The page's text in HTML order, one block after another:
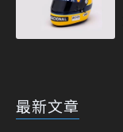
最新文章